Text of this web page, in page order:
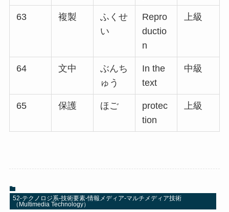
63 複製
ふくせ
い
Repro
ductio
n
上級
64 文中
ぶんち
ゅう
In the
text
中級
65 保護 ほご
protec
tion
上級
52-テクノロジ系-技術要素-情報メディア-マルチメディア技術
（Multimedia Technology）